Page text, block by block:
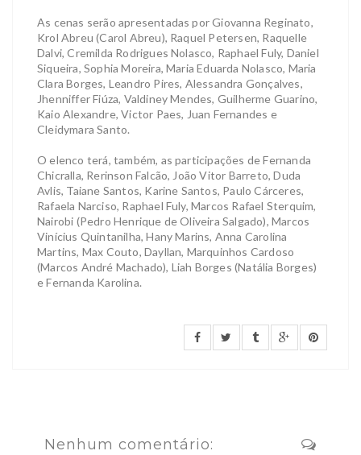
As cenas serão apresentadas por Giovanna Reginato,
Krol Abreu (Carol Abreu), Raquel Petersen, Raquelle
Dalvi, Cremilda Rodrigues Nolasco, Raphael Fuly, Daniel
Siqueira, Sophia Moreira, Maria Eduarda Nolasco, Maria
Clara Borges, Leandro Pires, Alessandra Gonçalves,
Jhenniffer Fiúza, Valdiney Mendes, Guilherme Guarino,
Kaio Alexandre, Victor Paes, Juan Fernandes e
Cleidymara Santo.
O elenco terá, também, as participações de Fernanda
Chicralla, Rerinson Falcão, João Vitor Barreto, Duda
Avlis, Taiane Santos, Karine Santos, Paulo Cárceres,
Rafaela Narciso, Raphael Fuly, Marcos Rafael Sterquim,
Nairobi (Pedro Henrique de Oliveira Salgado), Marcos
Vinícius Quintanilha, Hany Marins, Anna Carolina
Martins, Max Couto, Dayllan, Marquinhos Cardoso
(Marcos André Machado), Liah Borges (Natália Borges)
e Fernanda Karolina.
Nenhum comentário: